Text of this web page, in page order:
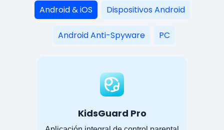
Android & iOS Dispositivos Android
Android Anti-Spyware PC
KidsGuard Pro